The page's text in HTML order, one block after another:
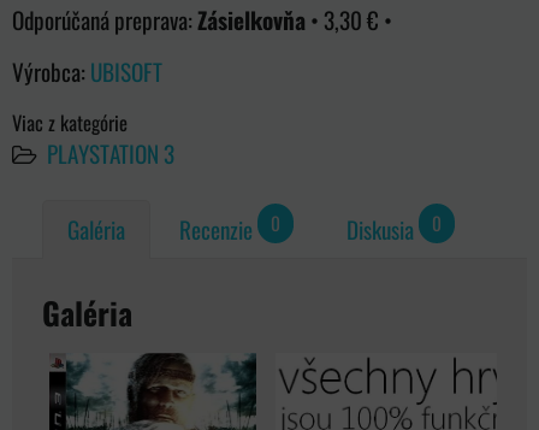
Zásielkovňa • 3,30 € •
Výrobca: UBISOFT
Viac z kategórie
PLAYSTATION 3
Galéria Recenzie 0 Diskusia 0
Galéria